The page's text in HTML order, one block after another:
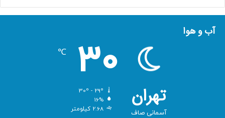
آب و هوا
تهران
آسمانی صاف
30
℃
16%
2.68 کیلومتر